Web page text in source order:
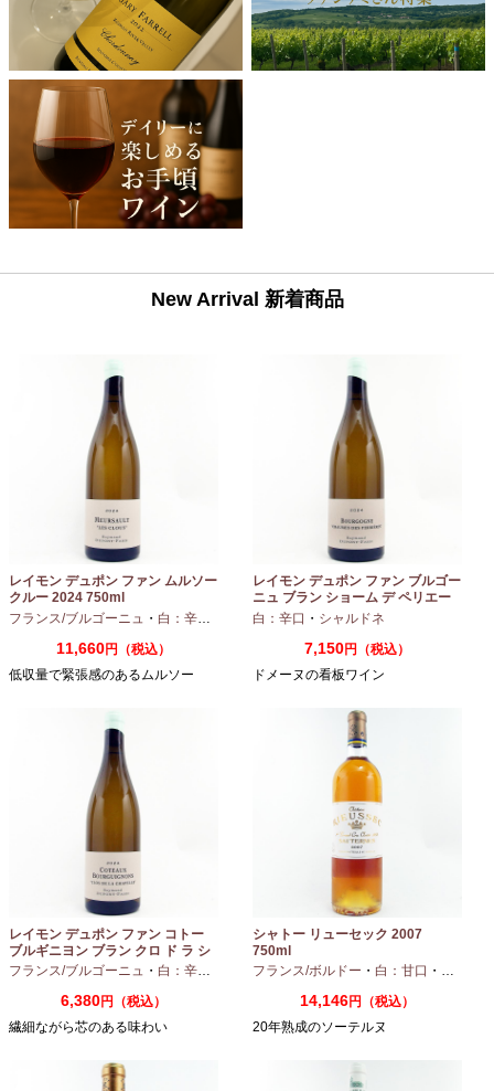
New Arrival 新着商品
レイモン デュポン ファン ムルソー
クルー 2024 750ml
フランス/ブルゴーニュ ・ 白：辛口 シャルドネ
11,660円（税込）
低収量で緊張感のあるムルソー
レイモン デュポン ファン ブルゴー
ニュ ブラン ショーム デ ペリエー
ル 2024 750ml
白：辛口 ・ シャルドネ
7,150円（税込）
ドメーヌの看板ワイン
レイモン デュポン ファン コトー
ブルギニヨン ブラン クロ ド ラ シ
ャペル 2024 750ml
フランス/ブルゴーニュ ・ 白：辛口 シャルドネ
6,380円（税込）
繊細ながら芯のある味わい
シャトー リューセック 2007
750ml
フランス/ボルドー ・ 白：甘口 ・ セミヨン
14,146円（税込）
20年熟成のソーテルヌ